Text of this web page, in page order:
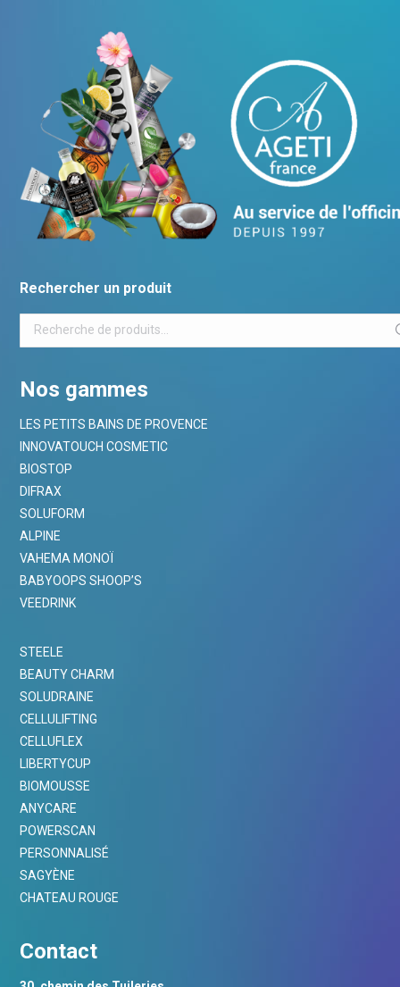
Rechercher un produit
Nos gammes
LES PETITS BAINS DE PROVENCE
INNOVATOUCH COSMETIC
BIOSTOP
DIFRAX
SOLUFORM
ALPINE
VAHEMA MONOÏ
BABYOOPS SHOOP’S
VEEDRINK
STEELE
BEAUTY CHARM
SOLUDRAINE
CELLULIFTING
CELLUFLEX
LIBERTYCUP
BIOMOUSSE
ANYCARE
POWERSCAN
PERSONNALISÉ
SAGYÈNE
CHATEAU ROUGE
Contact